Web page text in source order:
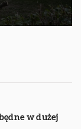
w dużej